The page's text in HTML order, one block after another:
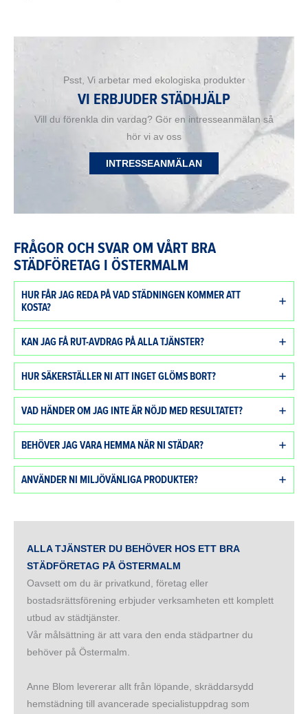
Psst, Vi arbetar med ekologiska produkter
VI ERBJUDER STÄDHJÄLP
Vill du förenkla din vardag? Gör en intresseanmälan så
hör vi av oss
INTRESSEANMÄLAN
FRÅGOR OCH SVAR OM VÅRT BRA
STÄDFÖRETAG I ÖSTERMALM
HUR FÅR JAG REDA PÅ VAD STÄDNINGEN KOMMER ATT
KOSTA?
KAN JAG FÅ RUT-AVDRAG PÅ ALLA TJÄNSTER?
HUR SÄKERSTÄLLER NI ATT INGET GLÖMS BORT?
VAD HÄNDER OM JAG INTE ÄR NÖJD MED RESULTATET?
BEHÖVER JAG VARA HEMMA NÄR NI STÄDAR?
ANVÄNDER NI MILJÖVÄNLIGA PRODUKTER?
ALLA TJÄNSTER DU BEHÖVER HOS ETT BRA
STÄDFÖRETAG PÅ ÖSTERMALM
Oavsett om du är privatkund, företag eller
bostadsrättsförening erbjuder verksamheten ett komplett
utbud av städtjänster.
Vår målsättning är att vara den enda städpartner du
behöver på Östermalm.
Anne Blom levererar allt från löpande, skräddarsydd
hemstädning till avancerade specialistuppdrag som